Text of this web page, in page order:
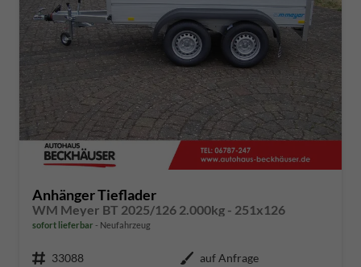
Anhänger Tieflader
WM Meyer BT 2025/126 2.000kg - 251x126
sofort lieferbar Neufahrzeug
Fahrzeugnummer 33088 Außenfarbe auf Anfrage